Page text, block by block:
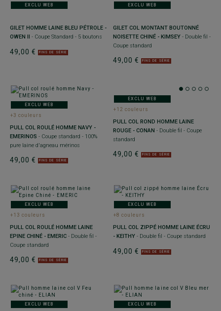
EXCLU WEB
GILET HOMME LAINE BLEU PÉTROLE -
OWEN II - Coupe Standard - 5 boutons
49,00 € FINS DE SÉRIE
EXCLU WEB
GILET COL MONTANT BOUTONNÉ
NOISETTE CHINÉ - KIMSEY - Double fil -
Coupe standard
49,00 € FINS DE SÉRIE
EXCLU WEB
+3 couleurs
PULL COL ROULÉ HOMME NAVY -
EMERINOS - Coupe standard - 100%
pure laine d'agneau mérinos
49,00 € FINS DE SÉRIE
EXCLU WEB
+12 couleurs
PULL COL ROND HOMME LAINE
ROUGE - CONAN - Double fil - Coupe
standard
49,00 € FINS DE SÉRIE
EXCLU WEB
+13 couleurs
PULL COL ROULÉ HOMME LAINE
EPINE CHINÉ - EMERIC - Double fil -
Coupe standard
49,00 € FINS DE SÉRIE
EXCLU WEB
+8 couleurs
PULL COL ZIPPÉ HOMME LAINE ÉCRU
- KEITHY - Double fil - Coupe standard
49,00 € FINS DE SÉRIE
EXCLU WEB EXCLU WEB